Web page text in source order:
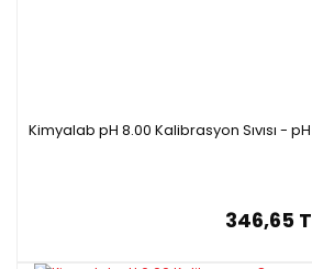
Kimyalab pH 8.00 Kalibrasyon Sıvısı -
346,65